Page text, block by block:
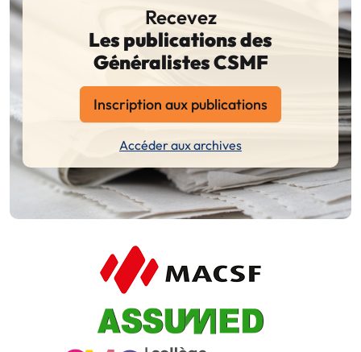
Recevez
Les publications des
Généralistes CSMF
Inscription aux publications
Accéder aux archives